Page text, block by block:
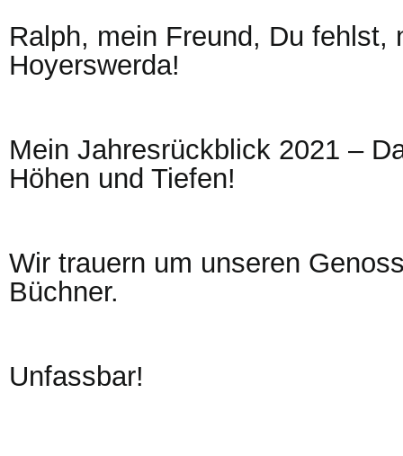
Ralph, mein Freund, Du fehlst,
Hoyerswerda!
Mein Jahresrückblick 2021 –
Höhen und Tiefen!
Wir trauern um unseren
Büchner.
Unfassbar!